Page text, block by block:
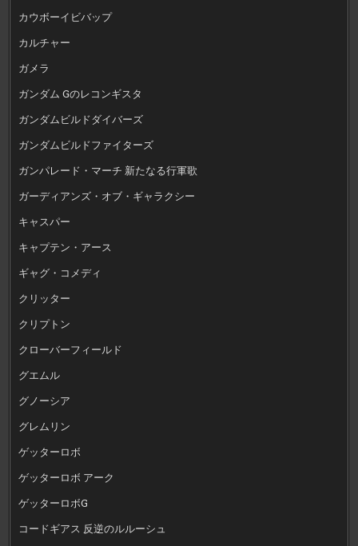
カウボーイビバップ
カルチャー
ガメラ
ガンダム Gのレコンギスタ
ガンダムビルドダイバーズ
ガンダムビルドファイターズ
ガンパレード・マーチ 新たなる行軍歌
ガーディアンズ・オブ・ギャラクシー
キャスパー
キャプテン・アース
ギャグ・コメディ
クリッター
クリプトン
クローバーフィールド
グエムル
グノーシア
グレムリン
ゲッターロボ
ゲッターロボ アーク
ゲッターロボG
コードギアス 反逆のルルーシュ